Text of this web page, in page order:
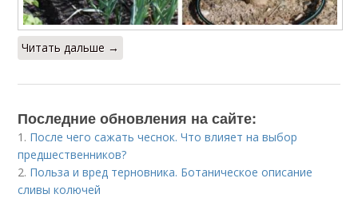
Читать дальше →
Последние обновления на сайте:
1. После чего сажать чеснок. Что влияет на выбор
предшественников?
2. Польза и вред терновника. Ботаническое описание
сливы колючей